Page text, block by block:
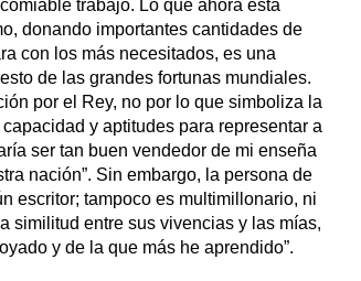
trabajo. Lo que ahora está
donando importantes cantidades de
con los más necesitados, es una
de las grandes fortunas mundiales.
por el Rey, no por lo que simboliza la
y aptitudes para representar a
ser tan buen vendedor de mi enseña
nación”. Sin embargo, la persona de
escritor; tampoco es multimillonario, ni
similitud entre sus vivencias y las mías,
y de la que más he aprendido”.